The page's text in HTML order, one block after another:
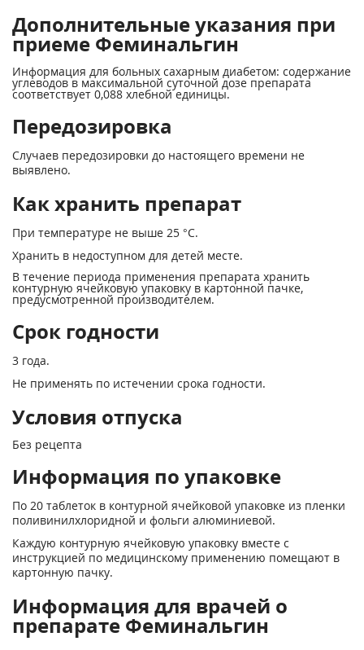
Дополнительные указания при
приеме Феминальгин
Информация для больных сахарным диабетом: содержание
углеводов в максимальной суточной дозе препарата
соответствует 0,088 хлебной единицы.
Передозировка
Случаев передозировки до настоящего времени не
выявлено.
Как хранить препарат
При температуре не выше 25 °С.
Хранить в недоступном для детей месте.
В течение периода применения препарата хранить
контурную ячейковую упаковку в картонной пачке,
предусмотренной производителем.
Срок годности
3 года.
Не применять по истечении срока годности.
Условия отпуска
Без рецепта
Информация по упаковке
По 20 таблеток в контурной ячейковой упаковке из пленки
поливинилхлоридной и фольги алюминиевой.
Каждую контурную ячейковую упаковку вместе с
инструкцией по медицинскому применению помещают в
картонную пачку.
Информация для врачей о
препарате Феминальгин